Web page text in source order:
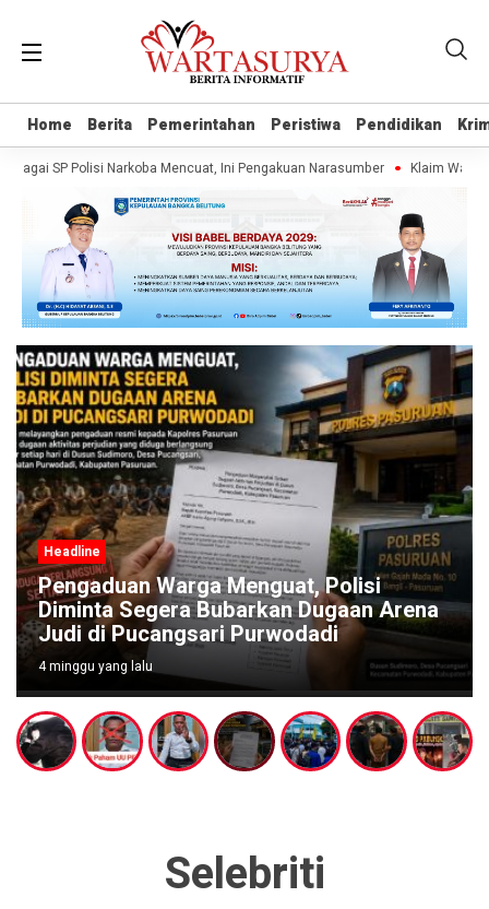
Home Berita Pemerintahan Peristiwa Pendidikan
Home Berita Pemerintahan Peristiwa Pendidikan
SP Polisi Narkoba Mencuat, Ini Pengakuan Narasumber Klaim
Headline
Pengaduan Warga Menguat, Polisi
Diminta Segera Bubarkan Dugaan Arena
Judi di Pucangsari Purwodadi
4 minggu yang lalu
Selebriti